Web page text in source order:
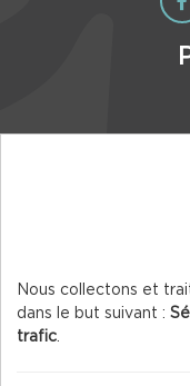
Nous collectons et
dans le but suivant :
trafic.